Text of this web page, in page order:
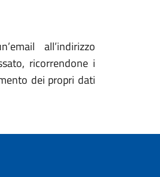
all’indirizzo
ricorrendone i
dei propri dati